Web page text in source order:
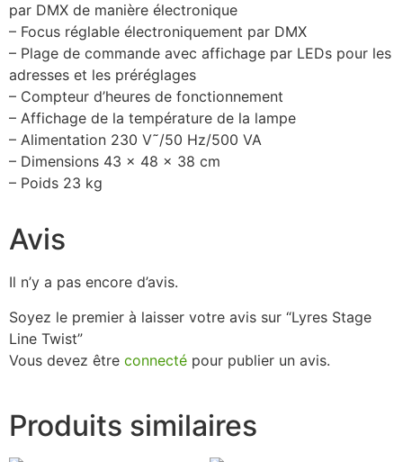
par DMX de manière électronique
– Focus réglable électroniquement par DMX
– Plage de commande avec affichage par LEDs pour les
adresses et les préréglages
– Compteur d’heures de fonctionnement
– Affichage de la température de la lampe
– Alimentation 230 V˜/50 Hz/500 VA
– Dimensions 43 x 48 x 38 cm
– Poids 23 kg
Avis
Il n’y a pas encore d’avis.
Soyez le premier à laisser votre avis sur “Lyres Stage
Line Twist”
Vous devez être connecté pour publier un avis.
Produits similaires